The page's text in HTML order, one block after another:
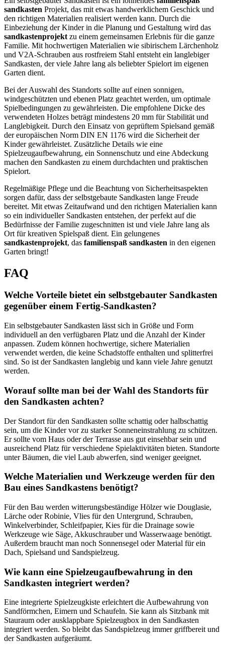
sandkasten Projekt, das mit etwas handwerklichem Geschick und
den richtigen Materialien realisiert werden kann. Durch die
Einbeziehung der Kinder in die Planung und Gestaltung wird das
sandkastenprojekt zu einem gemeinsamen Erlebnis für die ganze
Familie. Mit hochwertigen Materialien wie sibirischem Lärchenholz
und V2A-Schrauben aus rostfreiem Stahl entsteht ein langlebiger
Sandkasten, der viele Jahre lang als beliebter Spielort im eigenen
Garten dient.
Bei der Auswahl des Standorts sollte auf einen sonnigen,
windgeschützten und ebenen Platz geachtet werden, um optimale
Spielbedingungen zu gewährleisten. Die empfohlene Dicke des
verwendeten Holzes beträgt mindestens 20 mm für Stabilität und
Langlebigkeit. Durch den Einsatz von geprüftem Spielsand gemäß
der europäischen Norm DIN EN 1176 wird die Sicherheit der
Kinder gewährleistet. Zusätzliche Details wie eine
Spielzeugaufbewahrung, ein Sonnenschutz und eine Abdeckung
machen den Sandkasten zu einem durchdachten und praktischen
Spielort.
Regelmäßige Pflege und die Beachtung von Sicherheitsaspekten
sorgen dafür, dass der selbstgebaute Sandkasten lange Freude
bereitet. Mit etwas Zeitaufwand und den richtigen Materialien kann
so ein individueller Sandkasten entstehen, der perfekt auf die
Bedürfnisse der Familie zugeschnitten ist und viele Jahre lang als
Ort für kreativen Spielspaß dient. Ein gelungenes
sandkastenprojekt, das familienspaß sandkasten in den eigenen
Garten bringt!
FAQ
Welche Vorteile bietet ein selbstgebauter Sandkasten
gegenüber einem Fertig-Sandkasten?
Ein selbstgebauter Sandkasten lässt sich in Größe und Form
individuell an den verfügbaren Platz und die Anzahl der Kinder
anpassen. Zudem können hochwertige, sichere Materialien
verwendet werden, die keine Schadstoffe enthalten und splitterfrei
sind. So ist der Sandkasten langlebig und kann viele Jahre genutzt
werden.
Worauf sollte man bei der Wahl des Standorts für
den Sandkasten achten?
Der Standort für den Sandkasten sollte schattig oder halbschattig
sein, um die Kinder vor zu starker Sonneneinstrahlung zu schützen.
Er sollte vom Haus oder der Terrasse aus gut einsehbar sein und
ausreichend Platz für verschiedene Spielaktivitäten bieten. Standorte
unter Bäumen, die viel Laub abwerfen, sind weniger geeignet.
Welche Materialien und Werkzeuge werden für den
Bau eines Sandkastens benötigt?
Für den Bau werden witterungsbeständige Hölzer wie Douglasie,
Lärche oder Robinie, Vlies für den Untergrund, Schrauben,
Winkelverbinder, Schleifpapier, Kies für die Drainage sowie
Werkzeuge wie Säge, Akkuschrauber und Wasserwaage benötigt.
Außerdem braucht man noch Sonnensegel oder Material für ein
Dach, Spielsand und Sandspielzeug.
Wie kann eine Spielzeugaufbewahrung in den
Sandkasten integriert werden?
Eine integrierte Spielzeugkiste erleichtert die Aufbewahrung von
Sandförmchen, Eimern und Schaufeln. Sie kann als Sitzbank mit
Stauraum oder ausklappbare Spielzeugbox in den Sandkasten
integriert werden. So bleibt das Sandspielzeug immer griffbereit und
der Sandkasten aufgeräumt.